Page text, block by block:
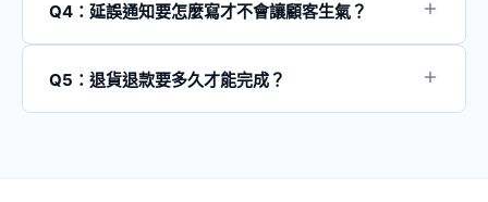
資料完整時建議全部發送，不完整時優先 Email + SMS。
猶豫期。若超商取貨期限到期顧客未取，商品退回後可扣
Q4：延誤通知要怎麼寫才不會讓顧客生氣？
因。道歉後簡短說明原因與補救措施。最重要的是提供具
Q5：退貨退款要多久才能完成？